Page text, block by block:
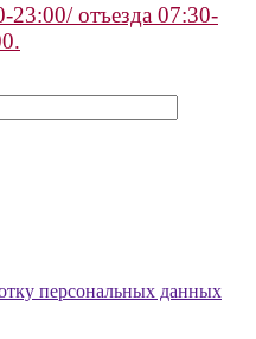
23:00/ отъезда 07:30-
персональных данных